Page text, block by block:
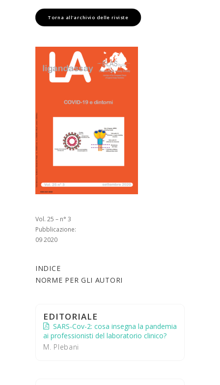
Torna all'archivio delle riviste
Vol. 25 – n° 3
Pubblicazione:
09 2020
INDICE
NORME PER GLI AUTORI
EDITORIALE
SARS-Cov-2: cosa insegna la pandemia
ai professionisti del laboratorio clinico?
M. Plebani